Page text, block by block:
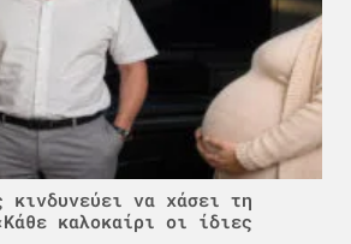
κινδυνεύει να χάσει τη
καλοκαίρι οι ίδιες